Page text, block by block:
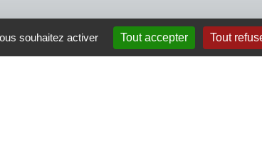
Crec’h-Ugen
Belle Isle en Terre
souhaitez activer Tout accepter Tout